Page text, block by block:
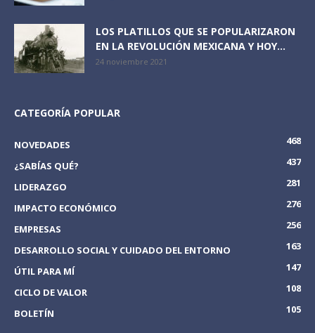
LOS PLATILLOS QUE SE POPULARIZARON
EN LA REVOLUCIÓN MEXICANA Y HOY...
24 noviembre 2021
CATEGORÍA POPULAR
NOVEDADES
468
¿SABÍAS QUÉ?
437
LIDERAZGO
281
IMPACTO ECONÓMICO
276
EMPRESAS
256
DESARROLLO SOCIAL Y CUIDADO DEL ENTORNO
163
ÚTIL PARA MÍ
147
CICLO DE VALOR
108
BOLETÍN
105